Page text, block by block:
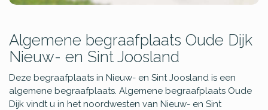
Algemene begraafplaats Oude Dijk
Nieuw- en Sint Joosland
Deze begraafplaats in Nieuw- en Sint Joosland is een
algemene begraafplaats. Algemene begraafplaats Oude
Dijk vindt u in het noordwesten van Nieuw- en Sint